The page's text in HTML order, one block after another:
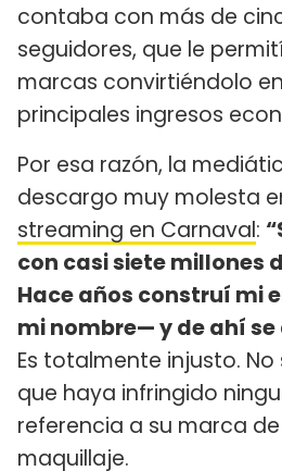
contaba con más de
seguidores, que le
marcas convirtiéndolo
principales ingresos
Por esa razón, la
descargo muy molesta
streaming en Carnaval:
con casi siete millones
Hace años construí mi
mi nombre— y de ahí
Es totalmente injusto.
que haya infringido
referencia a su marca
maquillaje.